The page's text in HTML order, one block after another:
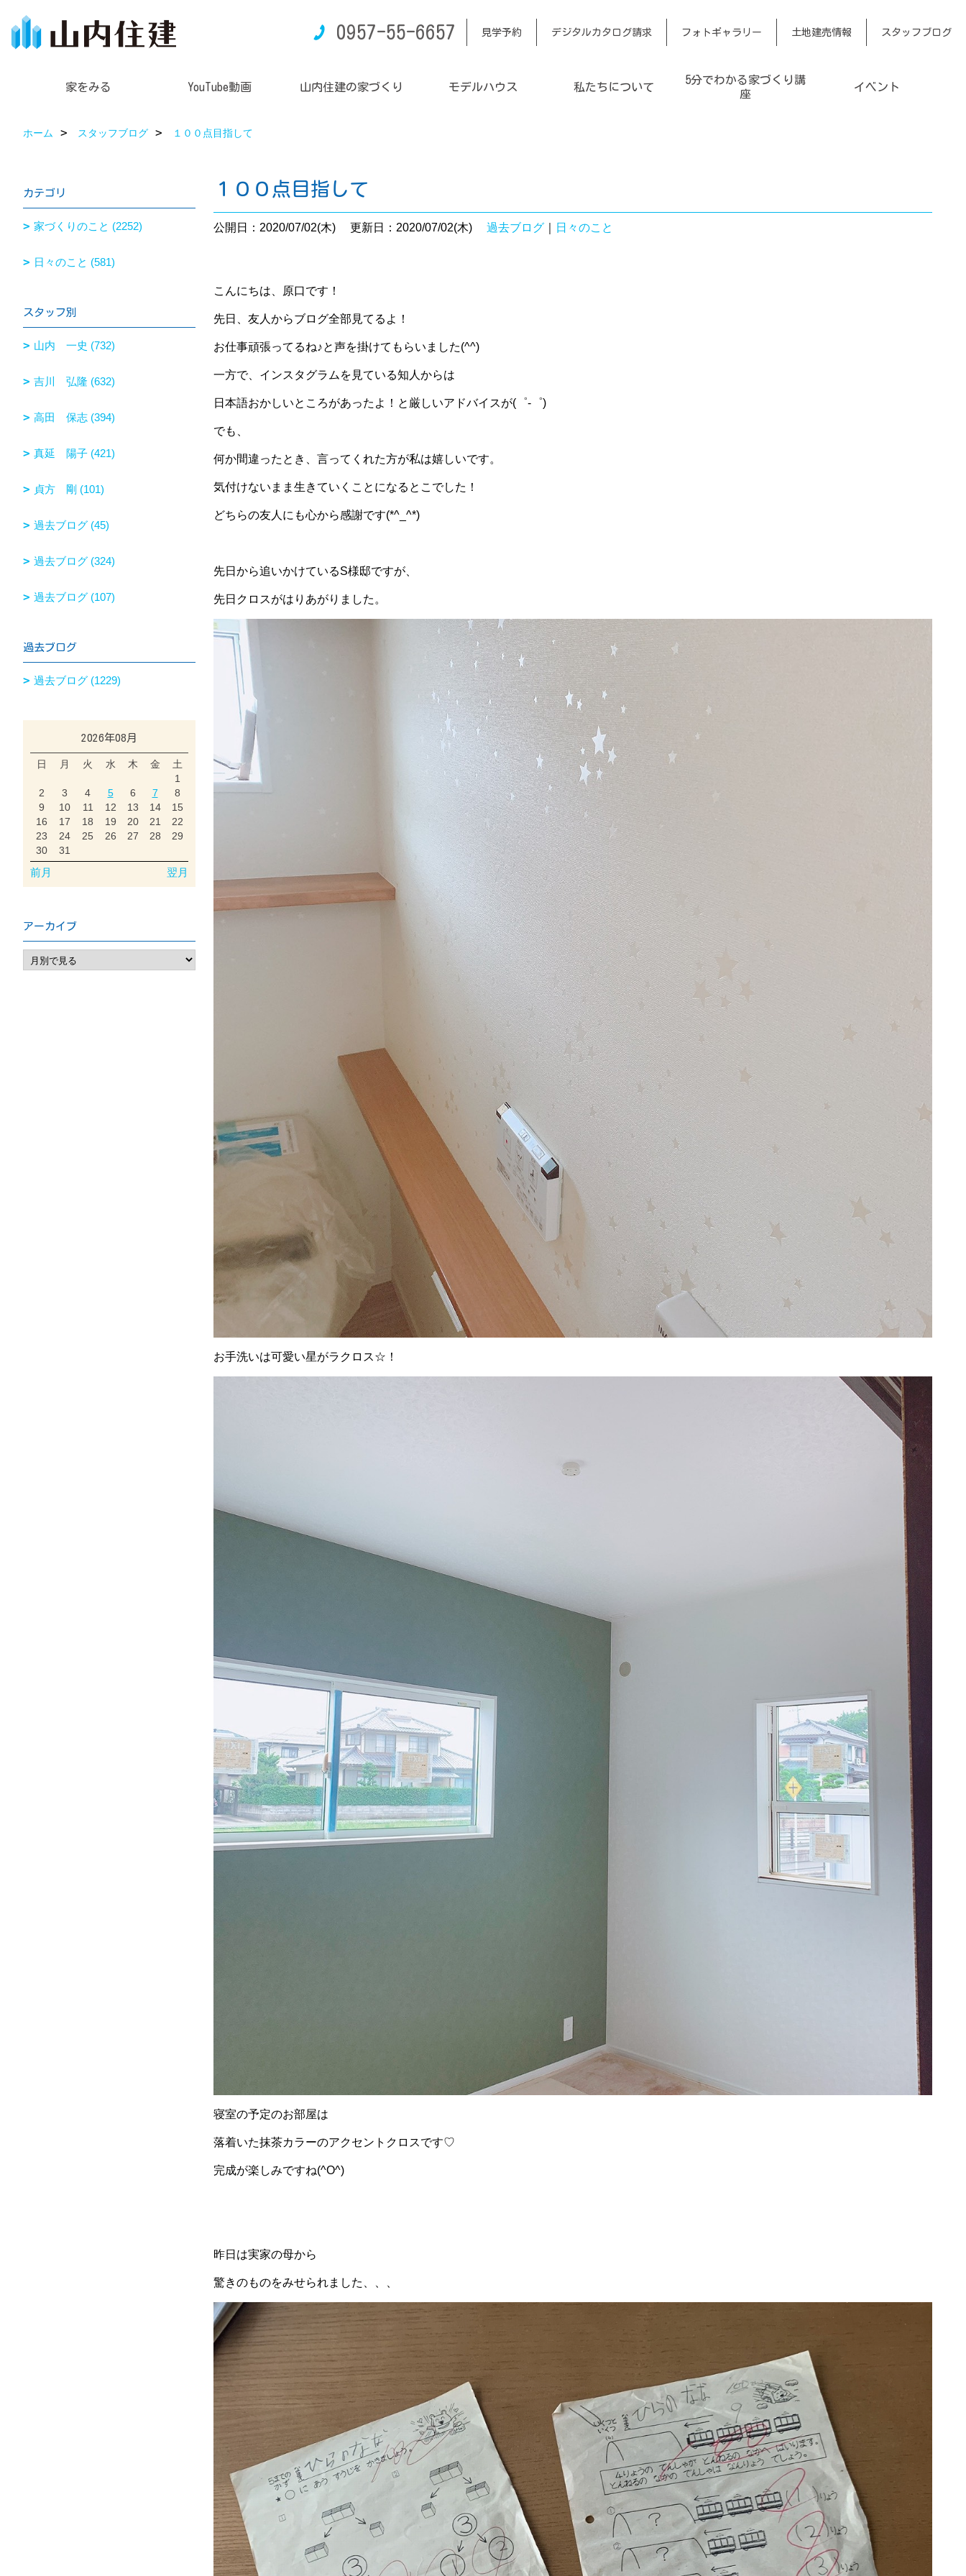
0957-55-6657 見学予約 デジタルカタログ請求 フォトギャラリー 土地建売情報 スタッフブログ
家をみる YouTube動画 山内住建の家づくり モデルハウス 私たちについて
5分でわかる家づくり講
座
イベント
ホーム スタッフブログ １００点目指して
１００点目指して
公開日：2020/07/02(木) 更新日：2020/07/02(木) 過去ブログ 日々のこと
こんにちは、原口です！
先日、友人からブログ全部見てるよ！
お仕事頑張ってるね♪と声を掛けてもらいました(^^)
一方で、インスタグラムを見ている知人からは
日本語おかしいところがあったよ！と厳しいアドバイスが(゜-゜)
でも、
何か間違ったとき、言ってくれた方が私は嬉しいです。
気付けないまま生きていくことになるとこでした！
どちらの友人にも心から感謝です(*^_^*)
先日から追いかけているS様邸ですが、
先日クロスがはりあがりました。
お手洗いは可愛い星がラクロス☆！
寝室の予定のお部屋は
落着いた抹茶カラーのアクセントクロスです♡
完成が楽しみですね(^O^)
昨日は実家の母から
驚きのものをみせられました、、、
カテゴリ
家づくりのこと (2252)
日々のこと (581)
スタッフ別
山内 一史 (732)
吉川 弘隆 (632)
高田 保志 (394)
真延 陽子 (421)
貞方 剛 (101)
過去ブログ (45)
過去ブログ (324)
過去ブログ (107)
過去ブログ
過去ブログ (1229)
2026年08月
日 月 火 水 木 金
土
1
2
3 4 5 6 7
8
9
10 11 12 13 14
15
16
17 18 19 20 21
22
23
24 25 26 27 28
29
30
31
前月 翌月
アーカイブ